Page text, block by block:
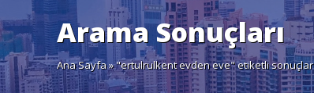
Arama Sonuçları
Ana Sayfa» "ertulrulkent evden eve" etiketli sonuçlar